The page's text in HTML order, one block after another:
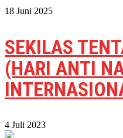
18 Juni 2025
SEKILAS
(HARI ANTI
4 Juli 2023